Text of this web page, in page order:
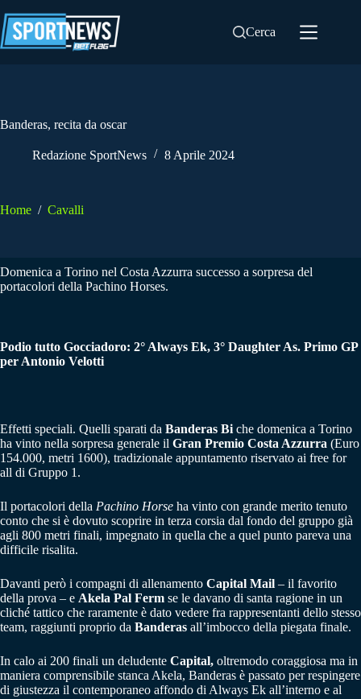
al
contenuto
Cerca
Banderas, recita da oscar
Redazione SportNews 8 Aprile 2024
Home / Cavalli
Domenica a Torino nel Costa Azzurra successo a sorpresa del
portacolori della Pachino Horses.
Podio tutto Gocciadoro: 2° Always Ek, 3° Daughter As. Primo GP
per Antonio Velotti
Effetti speciali. Quelli sparati da Banderas Bi che domenica a Torino
ha vinto nella sorpresa generale il Gran Premio Costa Azzurra (Euro
154.000, metri 1600), tradizionale appuntamento riservato ai free for
all di Gruppo 1.
Il portacolori della Pachino Horse ha vinto con grande merito tenuto
conto che si è dovuto scoprire in terza corsia dal fondo del gruppo già
agli 800 metri finali, impegnato in quella che a quel punto pareva una
difficile risalita.
Davanti però i compagni di allenamento Capital Mail – il favorito
della prova – e Akela Pal Ferm se le davano di santa ragione in un
cliché tattico che raramente è dato vedere fra rappresentanti dello stesso
team, raggiunti proprio da Banderas all’imbocco della piegata finale.
In calo ai 200 finali un deludente Capital, oltremodo coraggiosa ma in
maniera comprensibile stanca Akela, Banderas è passato per respingere
di giustezza il contemporaneo affondo di Always Ek all’interno e al